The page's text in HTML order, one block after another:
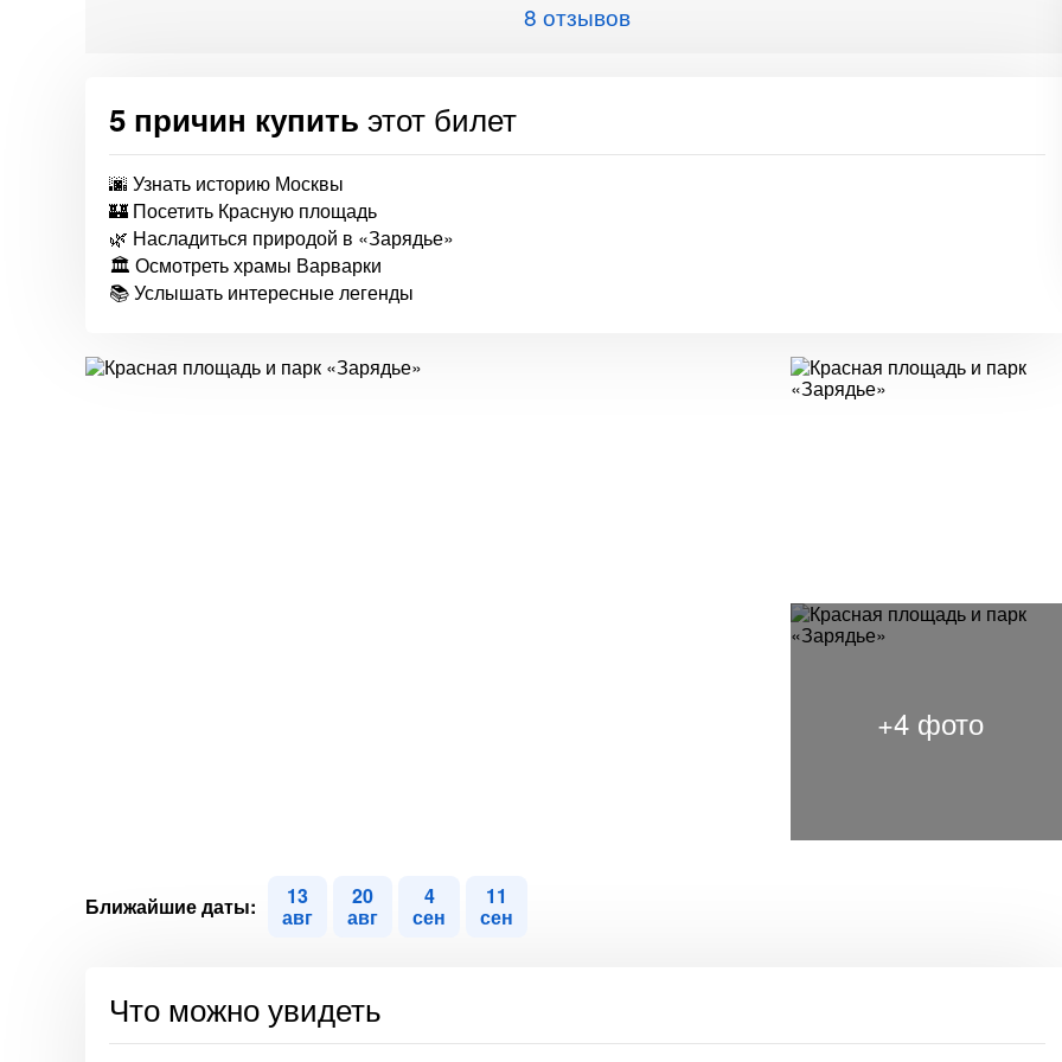
8 отзывов
5 причин купить этот билет
🌆 Узнать историю Москвы
🏰 Посетить Красную площадь
🌿 Насладиться природой в «Зарядье»
🏛️ Осмотреть храмы Варварки
📚 Услышать интересные легенды
Ближайшие даты: 13
авг
20
авг
4
сен
11
сен
Что можно увидеть